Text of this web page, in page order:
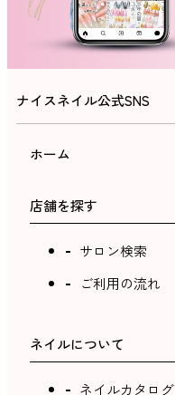
ネイルスクール
ナイスネイル公式SNS
ホーム
店舗を探す
サロン検索
ご利用の流れ
ネイルについて
ネイルカタログ